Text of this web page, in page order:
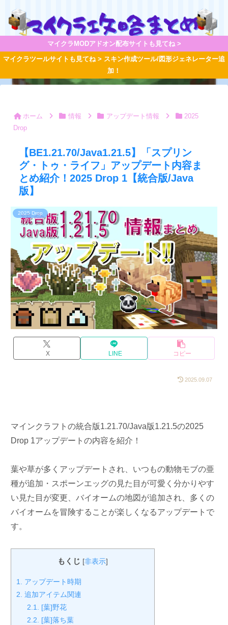
マイクラMODアドオン配布サイトも見てね >
マイクラツールサイトも見てね > スキン作成ツール/図形ジェネレーター追
加！
ホーム 情報 アップデート情報
2025
Drop
【BE1.21.70/Java1.21.5】「スプリン
グ・トゥ・ライフ」アップデート内容ま
とめ紹介！2025 Drop 1【統合版/Java
版】
2025 Drop
X LINE コピー
2025.09.07
マインクラフトの統合版1.21.70/Java版1.21.5の2025
Drop 1アップデートの内容を紹介！
葉や草が多くアップデートされ、いつもの動物モブの亜
種が追加・スポーンエッグの見た目が可愛く分かりやす
い見た目が変更、バイオームの地図が追加され、多くの
バイオームを冒険することが楽しくなるアップデートで
す。
もくじ [非表示]
1. アップデート時期
2. 追加アイテム関連
2.1. [葉]野花
2.2. [葉]落ち葉